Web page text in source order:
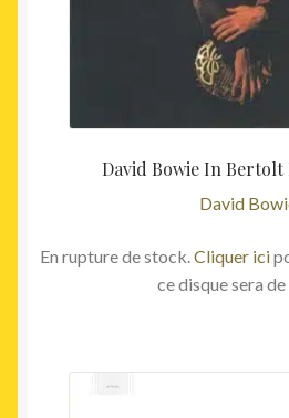
David Bowie In Bertolt
David
En rupture de stock. Cliquer ici
ce disque sera